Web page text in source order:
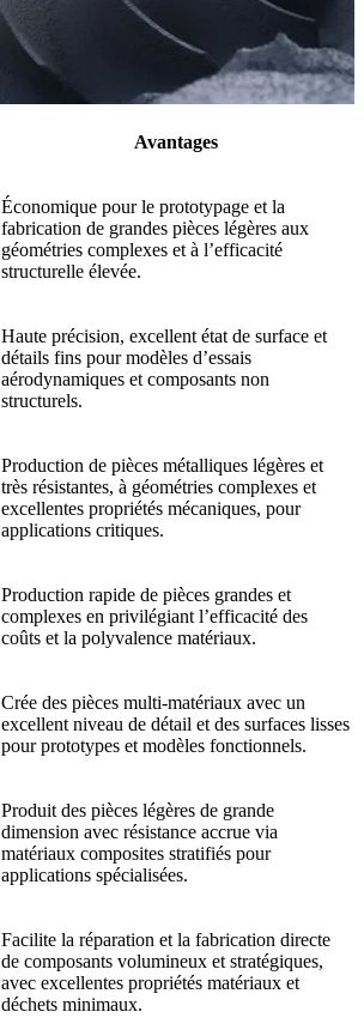
Avantages
Économique pour le prototypage et la
fabrication de grandes pièces légères aux
géométries complexes et à l’efficacité
structurelle élevée.
Haute précision, excellent état de surface et
détails fins pour modèles d’essais
aérodynamiques et composants non
structurels.
Production de pièces métalliques légères et
très résistantes, à géométries complexes et
excellentes propriétés mécaniques, pour
applications critiques.
Production rapide de pièces grandes et
complexes en privilégiant l’efficacité des
coûts et la polyvalence matériaux.
Crée des pièces multi-matériaux avec un
excellent niveau de détail et des surfaces lisses
pour prototypes et modèles fonctionnels.
Produit des pièces légères de grande
dimension avec résistance accrue via
matériaux composites stratifiés pour
applications spécialisées.
Facilite la réparation et la fabrication directe
de composants volumineux et stratégiques,
avec excellentes propriétés matériaux et
déchets minimaux.